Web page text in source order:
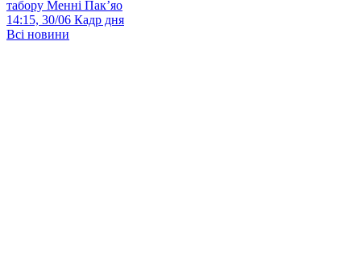
табору Менні Пак’яо
14:15, 30/06 Кадр дня
Всі новини